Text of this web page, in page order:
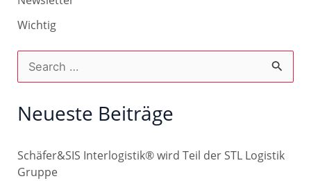
Wichtig
u
c
e
n
Neueste Beiträge
Schäfer&SIS Interlogistik® wird Teil der STL Logistik
Gruppe